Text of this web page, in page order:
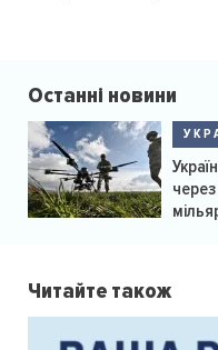
Останні новини
Читайте також